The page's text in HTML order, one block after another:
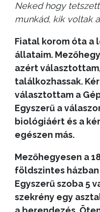
Neked hogy
munkád, kik voltak
Fiatal korom óta a
állataim.
azért
találkozhassak.
választottam a
Egyszerű a
biológiáért és a
egészen más.
Mezőhegyesen a
földszintes
Egyszerű szoba 5
szekrény egy